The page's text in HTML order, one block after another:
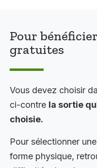
Pour
gratuites
Vous devez choisir
ci-contre la sortie
choisie.
Pour sélectionner
forme physique,